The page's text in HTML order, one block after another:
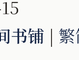
书铺 |